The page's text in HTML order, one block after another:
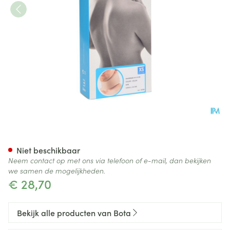
€ 28,70
Niet beschikbaar
Neem contact op met ons via telefoon of e-mail, dan bekijken
we samen de mogelijkheden.
Bekijk alle producten van Bota